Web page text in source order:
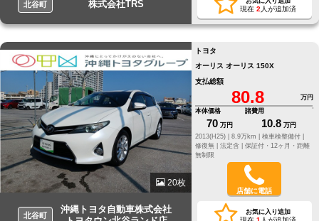
北谷町 株式会社TRS 現在 2 人が追加済
20枚
北谷町
沖縄トヨタ自動車株式会社
トヨタ
オーリス オーリス 150X
支払総額
80.8
万円
本体価格
70 万円
諸費用
10.8 万円
2013(H25) |
8.9万km |
検車検整備付 |
修復無 | 法定含 | 保証付・12ヶ月・距離
無制限
店舗に電話
お気に入り追加